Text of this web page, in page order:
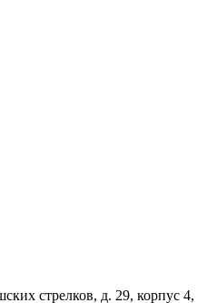
стрелков, д. 29, корпус 4,